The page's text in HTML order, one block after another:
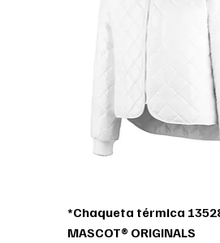
*Chaqueta térmica
MASCOT® ORIGINALS